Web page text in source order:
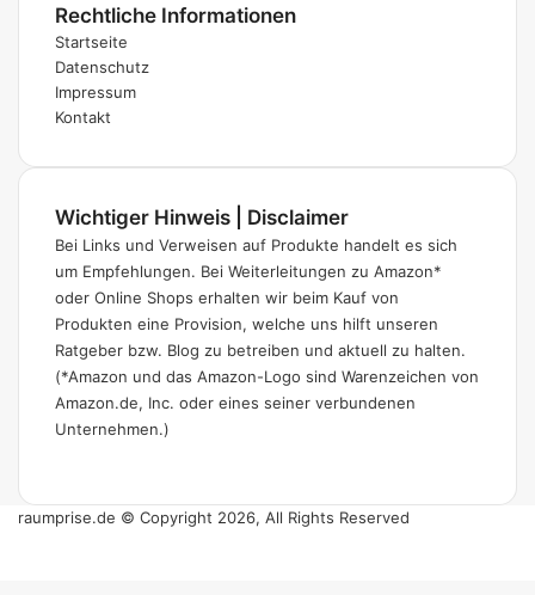
Rechtliche Informationen
Startseite
Datenschutz
Impressum
Kontakt
Wichtiger Hinweis | Disclaimer
Bei Links und Verweisen auf Produkte handelt es sich
um Empfehlungen. Bei Weiterleitungen zu Amazon*
oder Online Shops erhalten wir beim Kauf von
Produkten eine Provision, welche uns hilft unseren
Ratgeber bzw. Blog zu betreiben und aktuell zu halten.
(*Amazon und das Amazon-Logo sind Warenzeichen von
Amazon.de, Inc. oder eines seiner verbundenen
Unternehmen.)
raumprise.de © Copyright 2026, All Rights Reserved